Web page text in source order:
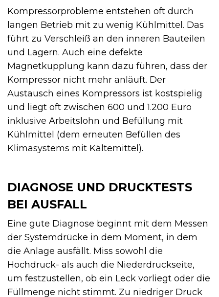
Kompressorprobleme entstehen oft durch
langen Betrieb mit zu wenig Kühlmittel. Das
führt zu Verschleiß an den inneren Bauteilen
und Lagern. Auch eine defekte
Magnetkupplung kann dazu führen, dass der
Kompressor nicht mehr anläuft. Der
Austausch eines Kompressors ist kostspielig
und liegt oft zwischen 600 und 1.200 Euro
inklusive Arbeitslohn und Befüllung mit
Kühlmittel (dem erneuten Befüllen des
Klimasystems mit Kältemittel).
DIAGNOSE UND DRUCKTESTS
BEI AUSFALL
Eine gute Diagnose beginnt mit dem Messen
der Systemdrücke in dem Moment, in dem
die Anlage ausfällt. Miss sowohl die
Hochdruck- als auch die Niederdruckseite,
um festzustellen, ob ein Leck vorliegt oder die
Füllmenge nicht stimmt. Zu niedriger Druck